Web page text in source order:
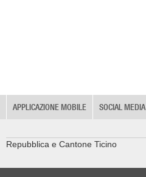
APPLICAZIONE MOBILE SOCIAL MEDIA
Repubblica e Cantone Ticino